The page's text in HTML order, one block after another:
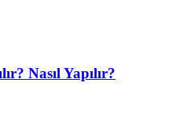
Nasıl Yapılır?